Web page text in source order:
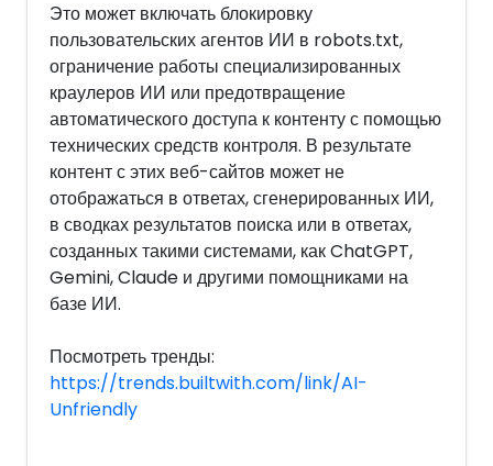
Это может включать блокировку
пользовательских агентов ИИ в robots.txt,
ограничение работы специализированных
краулеров ИИ или предотвращение
автоматического доступа к контенту с помощью
технических средств контроля. В результате
контент с этих веб-сайтов может не
отображаться в ответах, сгенерированных ИИ,
в сводках результатов поиска или в ответах,
созданных такими системами, как ChatGPT,
Gemini, Claude и другими помощниками на
базе ИИ.
Посмотреть тренды:
https://trends.builtwith.com/link/AI-
Unfriendly